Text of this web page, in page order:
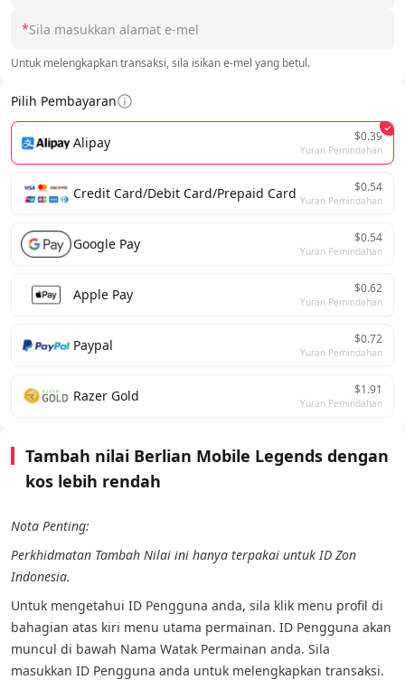
*
Untuk melengkapkan transaksi, sila isikan e-mel yang betul.
Pilih Pembayaran
Alipay $0.39
Yuran Pemindahan
Credit Card/Debit Card/Prepaid Card $0.54
Yuran Pemindahan
Google Pay $0.54
Yuran Pemindahan
Apple Pay $0.62
Yuran Pemindahan
Paypal $0.72
Yuran Pemindahan
Razer Gold $1.91
Yuran Pemindahan
Tambah nilai Berlian Mobile Legends dengan
kos lebih rendah
Nota Penting:
Perkhidmatan Tambah Nilai ini hanya terpakai untuk ID Zon
Indonesia.
Untuk mengetahui ID Pengguna anda, sila klik menu profil di
bahagian atas kiri menu utama permainan. ID Pengguna akan
muncul di bawah Nama Watak Permainan anda. Sila
masukkan ID Pengguna anda untuk melengkapkan transaksi.